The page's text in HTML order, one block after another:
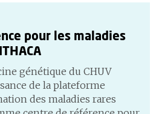
pour les maladies
génétique du CHUV
de la plateforme
des maladies rares